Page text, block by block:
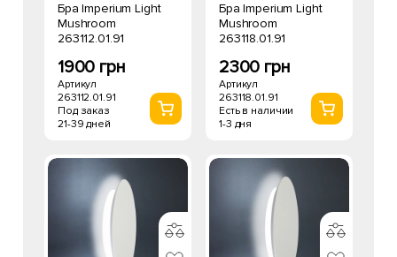
Бра Imperium Light
Mushroom
263112.01.91
1900 грн
Артикул
263112.01.91
Под заказ
21-39 дней
Бра Imperium Light
Mushroom
263118.01.91
2300 грн
Артикул
263118.01.91
Есть в наличии
1-3 дня